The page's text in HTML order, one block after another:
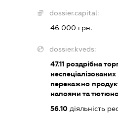
dossier.capital:
46 000 грн.
dossier.kveds:
47.11 роздрібна
переважно
напоями та
56.10 діяльність